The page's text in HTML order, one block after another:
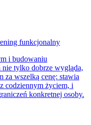
funkcjonalny
i budowaniu
tylko dobrze wygląda,
za wszelką cenę: stawia
codziennym życiem, i
konkretnej osoby.